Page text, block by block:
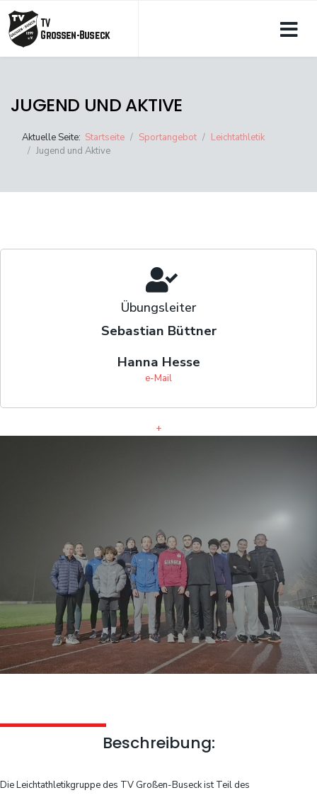
JUGEND UND AKTIVE
Aktuelle Seite: Startseite Sportangebot
Leichtathletik
Jugend und Aktive
Übungsleiter
Sebastian Büttner
Hanna Hesse
e-Mail
+
Beschreibung:
Die Leichtathletikgruppe des TV Großen-Buseck ist Teil des